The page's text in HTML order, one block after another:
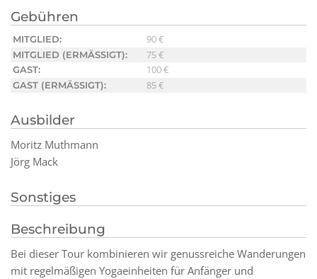
Gebühren
MITGLIED: 90 €
MITGLIED (ERMÄSSIGT): 75 €
GAST: 100 €
GAST (ERMÄSSIGT): 85 €
Ausbilder
Moritz Muthmann
Jörg Mack
Sonstiges
Beschreibung
Bei dieser Tour kombinieren wir genussreiche Wanderungen
mit regelmäßigen Yogaeinheiten für Anfänger und